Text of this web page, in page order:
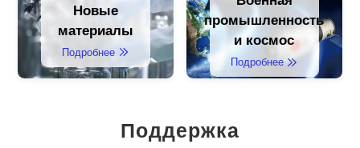
Новые
материалы
Подробнее
промышленность
и космос
Подробнее
Поддержка